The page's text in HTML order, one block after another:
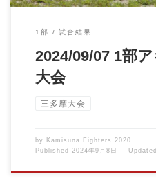
1部 試合結果
2024/09/07 1部
大会
三多摩大会
by Kamisuna Fighters 2020
Published 2024年9月8日 Updated